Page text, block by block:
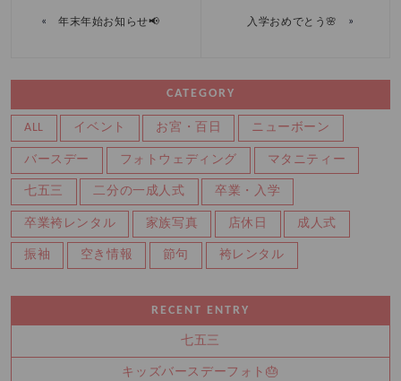
« 年末年始お知らせ📢 入学おめでとう🌸 »
CATEGORY
ALL イベント お宮・百日 ニューボーン
バースデー フォトウェディング マタニティー
七五三 二分の一成人式 卒業・入学
卒業袴レンタル 家族写真 店休日 成人式
振袖 空き情報 節句 袴レンタル
RECENT ENTRY
七五三
キッズバースデーフォト🎂